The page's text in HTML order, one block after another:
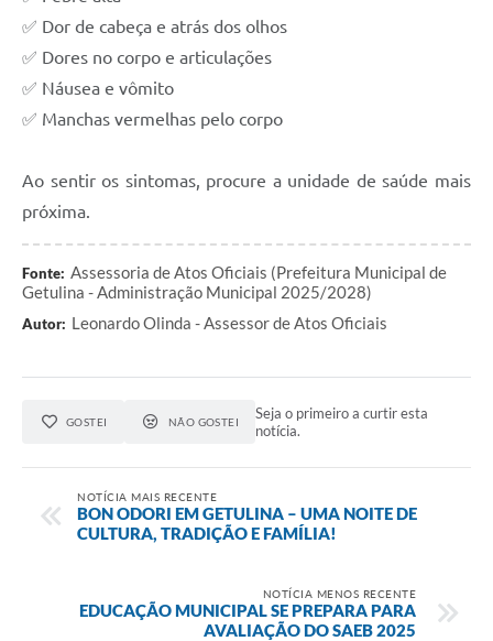
✅ Dor de cabeça e atrás dos olhos
✅ Dores no corpo e articulações
✅ Náusea e vômito
✅ Manchas vermelhas pelo corpo
Ao sentir os sintomas, procure a unidade de saúde mais
próxima.
Fonte: Assessoria de Atos Oficiais (Prefeitura Municipal de
Getulina - Administração Municipal 2025/2028)
Autor: Leonardo Olinda - Assessor de Atos Oficiais
GOSTEI NÃO GOSTEI
Seja o primeiro a curtir esta
notícia.
NOTÍCIA MAIS RECENTE
BON ODORI EM GETULINA – UMA NOITE DE
CULTURA, TRADIÇÃO E FAMÍLIA!
NOTÍCIA MENOS RECENTE
EDUCAÇÃO MUNICIPAL SE PREPARA PARA
AVALIAÇÃO DO SAEB 2025